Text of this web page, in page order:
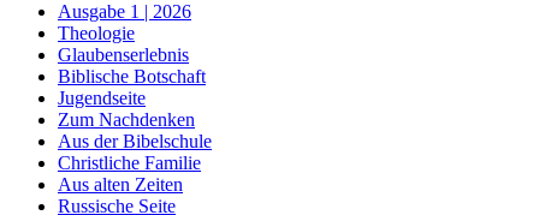
Ausgabe 1 | 2026
Theologie
Glaubenserlebnis
Biblische Botschaft
Jugendseite
Zum Nachdenken
Aus der Bibelschule
Christliche Familie
Aus alten Zeiten
Russische Seite